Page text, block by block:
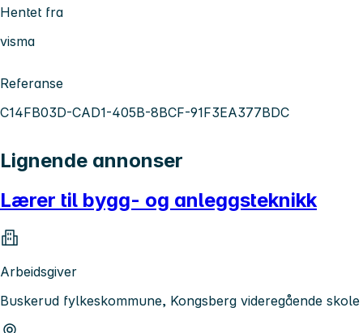
Hentet fra
visma
Referanse
C14FB03D-CAD1-405B-8BCF-91F3EA377BDC
Lignende annonser
Lærer til bygg- og anleggsteknikk
Arbeidsgiver
Buskerud fylkeskommune, Kongsberg videregående skole